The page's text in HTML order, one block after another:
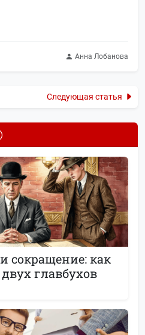
Анна Лобанова
Следующая статья
сокращение: как
главбухов